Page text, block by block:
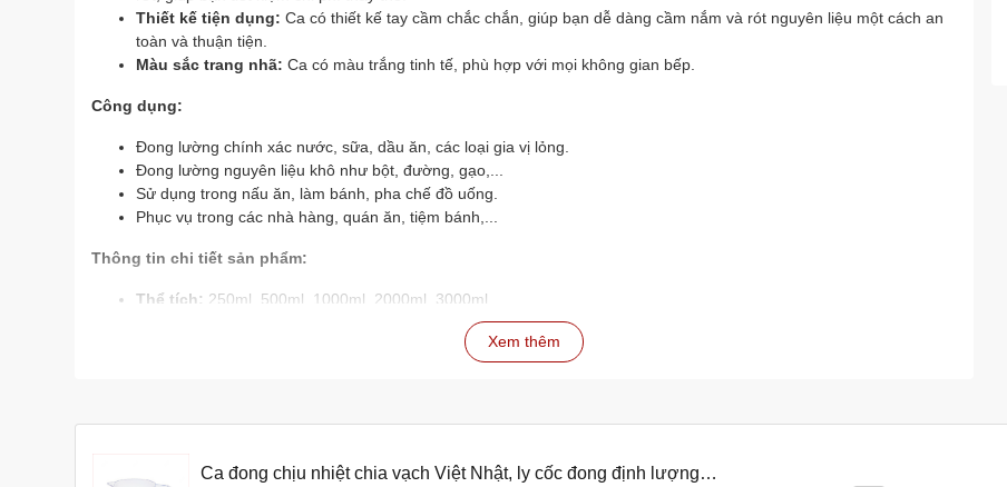
Thiết kế tiện dụng: Ca có thiết kế tay cầm chắc chắn, giúp bạn dễ dàng cầm nắm và rót nguyên liệu một cách an
toàn và thuận tiện.
Màu sắc trang nhã: Ca có màu trắng tinh tế, phù hợp với mọi không gian bếp.
Công dụng:
Đong lường chính xác nước, sữa, dầu ăn, các loại gia vị lỏng.
Đong lường nguyên liệu khô như bột, đường, gạo,...
Sử dụng trong nấu ăn, làm bánh, pha chế đồ uống.
Phục vụ trong các nhà hàng, quán ăn, tiệm bánh,...
Thông tin chi tiết sản phẩm:
Thể tích: 250ml, 500ml, 1000ml, 2000ml, 3000ml
Vệ sinh sạch sẽ sau mỗi lần sử dụng.
Bảo quản nơi khô ráo, thoáng mát, tránh ánh nắng trực tiếp.
Xem thêm
Ca đong chịu nhiệt chia vạch Việt Nhật, ly cốc đong định lượng